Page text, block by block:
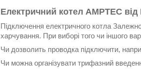
Електричний котел AMPTEC від
Підключення електричного котла
харчування. При виборі того чи іншого
Чи дозволить проводка підключити,
Чи можна організувати трифазний